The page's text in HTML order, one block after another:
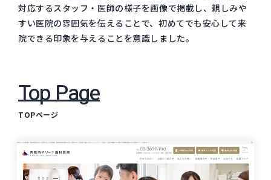
対応するスタッフ・医師の様子を画像で掲載し、親しみや
すい医院の雰囲気を伝えることで、初めてでも安心して来
院できる印象を与えることを意識しました。
Top Page
TOPページ